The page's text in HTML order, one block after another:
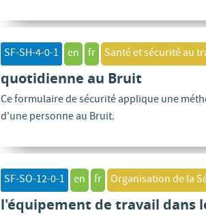
SF-SH-4-0-1 en fr Santé et sécurité au
quotidienne au Bruit
Ce formulaire de sécurité applique une
d'une personne au Bruit.
SF-SO-12-0-1 en fr Organisation de la
l'équipement de travail dans